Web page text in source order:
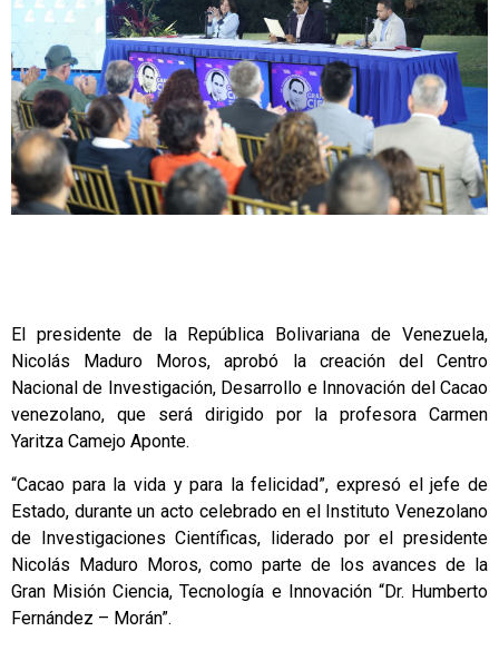
El presidente de la República Bolivariana de Venezuela,
Nicolás Maduro Moros, aprobó la creación del Centro
Nacional de Investigación, Desarrollo e Innovación del Cacao
venezolano, que será dirigido por la profesora Carmen
Yaritza Camejo Aponte.
“Cacao para la vida y para la felicidad”, expresó el jefe de
Estado, durante un acto celebrado en el Instituto Venezolano
de Investigaciones Científicas, liderado por el presidente
Nicolás Maduro Moros, como parte de los avances de la
Gran Misión Ciencia, Tecnología e Innovación “Dr. Humberto
Fernández – Morán”.